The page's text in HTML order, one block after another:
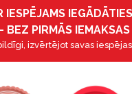
IESPĒJAMS
BEZ PIRMĀS
izvērtējot savas